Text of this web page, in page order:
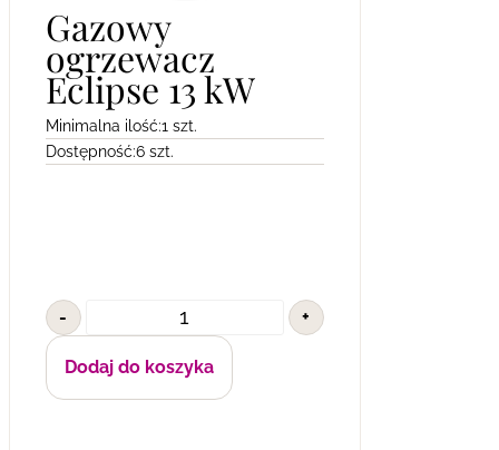
Gazowy
ogrzewacz
Eclipse 13 kW
Minimalna ilość:1 szt.
Dostępność:6 szt.
- +
Dodaj do koszyka